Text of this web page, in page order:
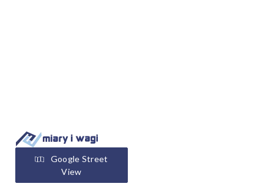
Google Street
View